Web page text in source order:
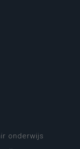
onderwijs